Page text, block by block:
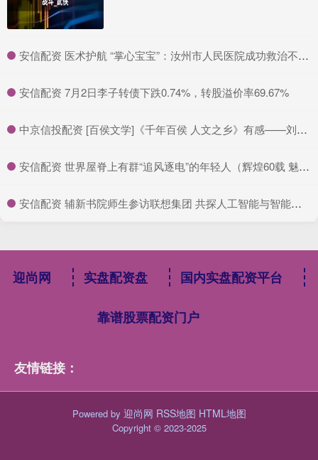
​安信配资 医术护航 “掌心宝宝”：汝州市人民医院成功救治不到 2 斤超早产儿_新生儿科_体重_治疗
​安信配资 7月2日李子转债下跌0.74%，转股溢价率69.67%
​中京信投配资 [百侯文学]《千年百侯 人文之乡》有感——刘锦云_洪流_山区_父亲
​安信配资 世界屋脊上有群“追风逐电”的年轻人（辉煌60载 魅力新西藏）_大皖新闻 | 安徽网
​安信配资 辅新书院师生参访联想集团 共探人工智能与智能制造新未来_产业_活动_科技
迎尚网 实盘配资盘 国内实盘配资平台
靠谱股票配资门户
友情链接：
Powered by 迎尚网 RSS地图 HTML地图
Copyright © 2023-2025